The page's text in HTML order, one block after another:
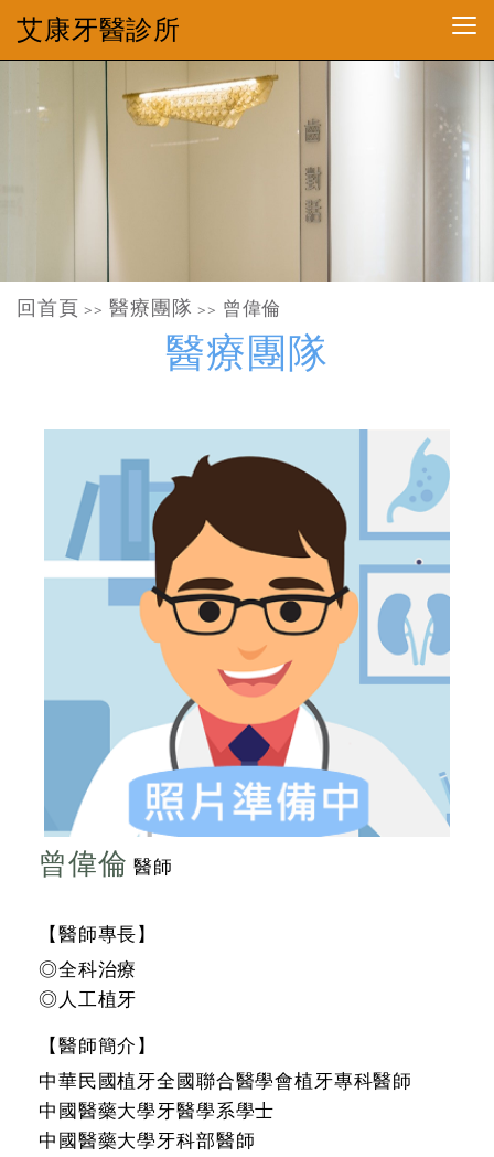
艾康牙醫診所
回首頁 >> 醫療團隊 >> 曾偉倫
醫療團隊
曾偉倫 醫師
【醫師專長】
◎全科治療
◎人工植牙
【醫師簡介】
中華民國植牙全國聯合醫學會植牙專科醫師
中國醫藥大學牙醫學系學士
中國醫藥大學牙科部醫師